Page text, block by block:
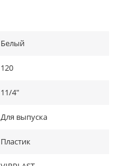
Белый
120
11/4"
Для выпуска
Пластик